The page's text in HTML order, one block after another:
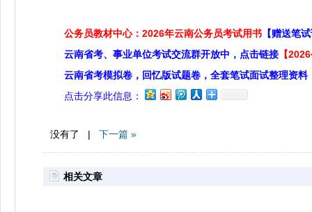
公务员教材中心：2026年云南公务员考试用书 【赠送笔
云南省考、事业单位考试交流群开放中，点击链接 【
云南省考模拟卷，回忆版试题卷，全套笔试面试整理资料
点击分享此信息：
没有了 | 下一篇 »
相关文章